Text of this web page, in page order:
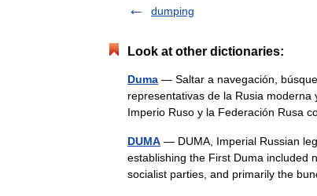
dumping
Look at other dictionaries:
Duma — Saltar a navegación,
representativas de la Rusia moderna
Imperio Ruso y la Federación Rusa
DUMA — DUMA, Imperial Russian
establishing the First Duma included
socialist parties, and primarily the